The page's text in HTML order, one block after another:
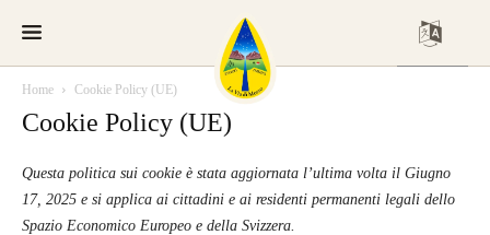
Home Cookie Policy (UE)
Cookie Policy (UE)
Questa politica sui cookie è stata aggiornata l’ultima volta il Giugno
17, 2025 e si applica ai cittadini e ai residenti permanenti legali dello
Spazio Economico Europeo e della Svizzera.